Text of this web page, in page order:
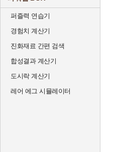
퍼즐력 연습기
경험치 계산기
진화재료 간편 검색
합성결과 계산기
도시락 계산기
레어 에그 시뮬레이터